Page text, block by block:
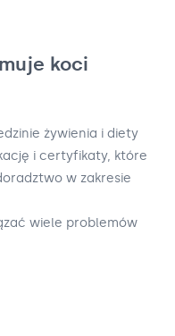
koci
żywienia i diety
i certyfikaty, które
w zakresie
wiele problemów